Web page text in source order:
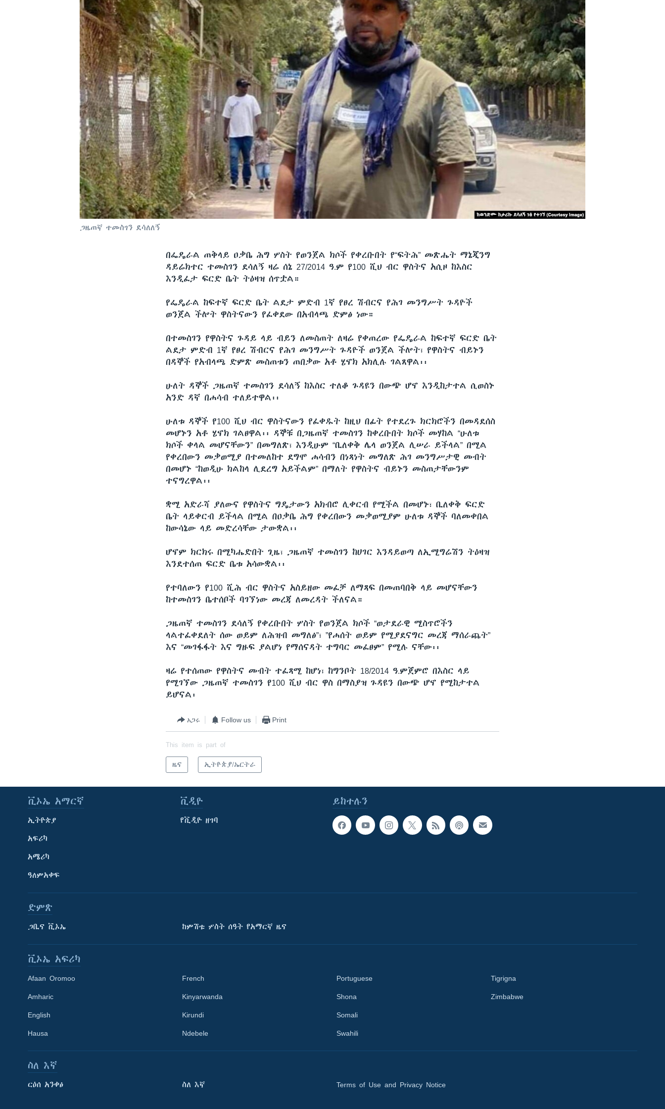
Learning English
ቋንቋዎች
ጋዜጠኛ ተመስገን ደሳለለኝ
በፌዴራል ጠቅላይ ዐቃቤ ሕግ ሦስት የወንጀል ክሶች የቀረቡበት የ“ፍትሕ” መጽሔት ማኔጂንግ
ዳይሬክተር ተመስገን ደሳለኝ ዛሬ ሰኔ 27/2014 ዓ.ም የ100 ሺህ ብር ዋስትና አሲዞ ከእስር
እንዲፈታ ፍርድ ቤት ትዕዛዝ ሰጥቷል።
የፌዴራል ከፍተኛ ፍርድ ቤት ልደታ ምድብ 1ኛ የፀረ ሽብርና የሕገ መንግሥት ጉዳዮች
ወንጀል ችሎት ዋስትናውን የፈቀደው በአብላጫ ድምፅ ነው።
በተመስገን የዋስትና ጉዳይ ላይ ብይን ለመስጠት ለዛሬ የቀጠረው የፌዴራል ከፍተኛ ፍርድ ቤት
ልደታ ምድብ 1ኛ የፀረ ሽብርና የሕገ መንግሥት ጉዳዮች ወንጀል ችሎት፣ የዋስትና ብይኑን
በዳኞች የአብላጫ ድምጽ መስጠቱን ጠበቃው አቶ ሄኖክ አክሊሉ ገልጸዋል፡፡
ሁለት ዳኞች ጋዜጠኛ ተመስገን ደሳለኝ ከእስር ተለቆ ጉዳዩን በውጭ ሆኖ እንዲከታተል ሲወስኑ
አንድ ዳኛ በሐሳብ ተለይተዋል፡፡
ሁለቱ ዳኞች የ100 ሺህ ብር ዋስትናውን የፈቀዱት ከዚህ በፊት የተደረጉ ክርክሮችን በመዳደሰስ
መሆኑን አቶ ሄኖክ ገልፀዋል፡፡ ዳኞቹ በጋዜጠኛ ተመስገን ከቀረቡበት ክሶች መሃከል “ሁለቱ
ክሶች ቀላል መሆናቸውን” በመግለጽ፣ እንዲሁም “ቢለቀቅ ሌላ ወንጀል ሊሠራ ይችላል” በሚል
የቀረበውን መቃወሚያ በተመለከተ ደግሞ ሐሳብን በነጻነት መግለጽ ሕገ መንግሥታዊ መብት
በመሆኑ “ከወዲሁ ክልከላ ሊደረግ አይችልም” በማለት የዋስትና ብይኑን መስጠታቸውንም
ተናግረዋል፡፡
ቋሚ አድራሻ ያለውና የዋስትና ግዴታውን አክብሮ ሊቀርብ የሚችል በመሆኑ፣ ቢለቀቅ ፍርድ
ቤት ላይቀርብ ይችላል በሚል በዐቃቤ ሕግ የቀረበውን መቃወሚያም ሁለቱ ዳኞች ባለመቀበል
ከውሳኔው ላይ መድረሳቸው ታውቋል፡፡
ሆኖም ክርክሩ በሚካሔድበት ጊዜ፣ ጋዜጠኛ ተመስገን ከሀገር እንዳይወጣ ለኢሚግሬሽን ትዕዛዝ
እንደተሰጠ ፍርድ ቤቱ አሳውቋል፡፡
የተባለውን የ100 ሺሕ ብር ዋስትና አስይዘው መፈቻ ለማጻፍ በመጠባበቅ ላይ መሆናቸውን
ከተመስገን ቤተሰቦች ባገኘነው መረጃ ለመረዳት ችለናል።
ጋዜጠኛ ተመስገን ደሳለኝ የቀረቡበት ሦስት የወንጀል ክሶች “ወታደራዊ ሚስጥሮችን
ላልተፈቀደለት ሰው ወይም ለሕዝብ መግለፅ”፣ ”የሐሰት ወይም የሚያደናግር መረጃ ማሰራጨት”
እና “መገፋፋት እና ግዙፍ ያልሆነ የማሰናዳት ተግባር መፈፀም” የሚሉ ናቸው፡፡
ዛሬ የተሰጠው የዋስትና መብት ተፈጻሚ ከሆነ፣ ከግንቦት 18/2014 ዓ.ምጀምሮ በእስር ላይ
የሚገኘው ጋዜጠኛ ተመስገን የ100 ሺህ ብር ዋስ በማስያዝ ጉዳዩን በውጭ ሆኖ የሚከታተል
ይሆናል፡
አጋሩ Follow us Print
This item is part of
ዜና ኢትዮጵያ/ኤርትራ
ይከተሉን
ቪኦኤ አማርኛ
ኢትዮጵያ
አፍሪካ
አሜሪካ
ዓለምአቀፍ
ቪዲዮ
የቪዲዮ ዘገባ
ድምጽ
ጋቢና ቪኦኤ ከምሽቱ ሦስት ሰዓት የአማርኛ ዜና
ቪኦኤ አፍሪካ
Afaan Oromoo
Amharic
English
Hausa
French
Kinyarwanda
Kirundi
Ndebele
Portuguese
Shona
Somali
Swahili
Tigrigna
Zimbabwe
ስለ እኛ
ርዕሰ አንቀፅ ስለ እኛ Terms of Use and Privacy Notice